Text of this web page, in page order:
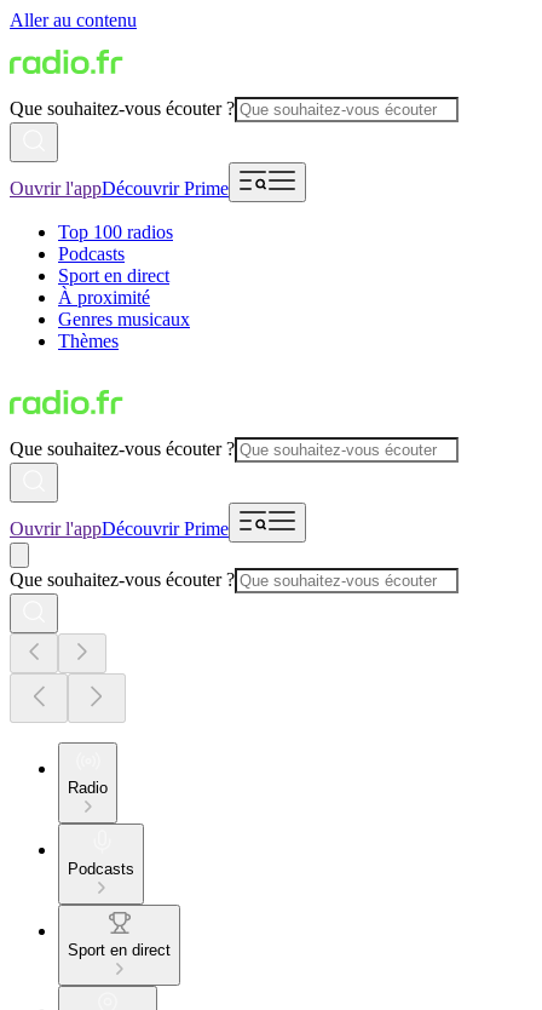
Aller au contenu
Que souhaitez-vous écouter ?
Ouvrir l'appDécouvrir Prime
Top 100 radios
Podcasts
Sport en direct
À proximité
Genres musicaux
Thèmes
Que souhaitez-vous écouter ?
Ouvrir l'appDécouvrir Prime
Que souhaitez-vous écouter ?
Radio
Podcasts
Sport en direct